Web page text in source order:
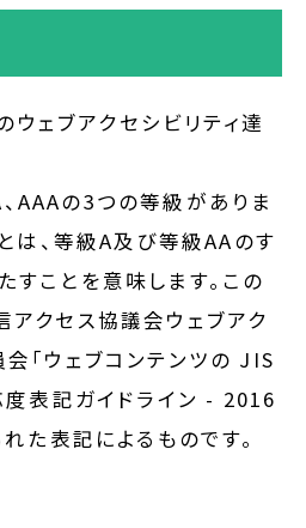
ェブアクセシビリティ達
AAAの3つの等級がありま
は、等級A及び等級AAのす
ことを意味します。この
クセス協議会ウェブアク
「ウェブコンテンツの JIS
表記ガイドライン - 2016
た表記によるものです。